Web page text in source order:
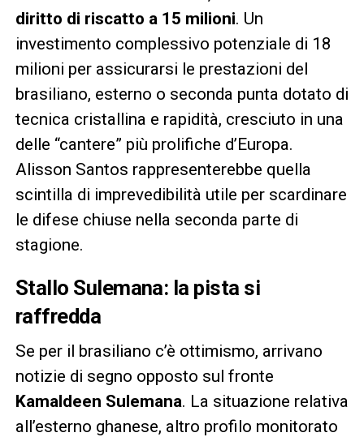
diritto di riscatto a 15 milioni. Un
investimento complessivo potenziale di 18
milioni per assicurarsi le prestazioni del
brasiliano, esterno o seconda punta dotato di
tecnica cristallina e rapidità, cresciuto in una
delle “cantere” più prolifiche d’Europa.
Alisson Santos rappresenterebbe quella
scintilla di imprevedibilità utile per scardinare
le difese chiuse nella seconda parte di
stagione.
Stallo Sulemana: la pista si
raffredda
Se per il brasiliano c’è ottimismo, arrivano
notizie di segno opposto sul fronte
Kamaldeen Sulemana. La situazione relativa
all’esterno ghanese, altro profilo monitorato